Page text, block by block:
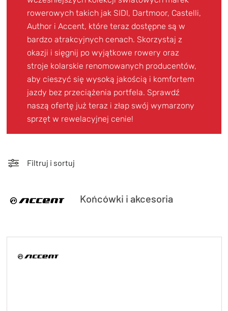
Kup bon podarunkowy
promocji z eBonem 60zł na kolejne
Sprawdź teraz >>>
Kup bon podarunkowy
WYPRZEDAŻ
OUTLET
NOWOŚCI
BONY
PROMOCJE
KONTAKT
EN
rowerowych takich jak SIDI, Dartmoor, Castelli,
Author i Accent, które teraz dostępne są w
bardzo atrakcyjnych cenach. Skorzystaj z
okazji i sięgnij po wyjątkowe rowery oraz
stroje kolarskie renomowanych producentów,
aby cieszyć się wysoką jakością i komfortem
jazdy bez przeciążenia portfela. Sprawdź
naszą ofertę już teraz i złap swój wymarzony
sprzęt w rewelacyjnej cenie!
Filtruj i sortuj
Końcówki i akcesoria